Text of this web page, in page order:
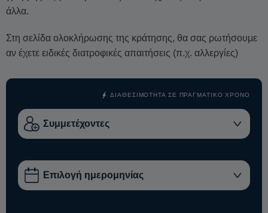
άλλα.
Στη σελίδα ολοκλήρωσης της κράτησης, θα σας ρωτήσουμε
αν έχετε ειδικές διατροφικές απαιτήσεις (π.χ. αλλεργίες)
ΔΙΑΘΕΣΙΜΌΤΗΤΑ ΣΕ ΠΡΑΓΜΑΤΙΚΌ ΧΡΌΝΟ